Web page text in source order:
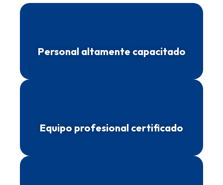
Personal altamente capacitado
Equipo profesional certificado